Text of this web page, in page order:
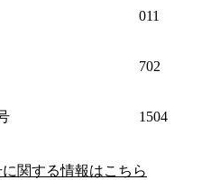
011
702
1504
関する情報はこちら